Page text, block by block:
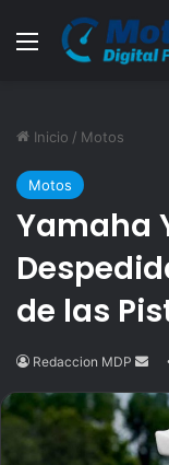
Menú
Inicio / Motos
Motos
Yamaha
de las
Redaccion MDP